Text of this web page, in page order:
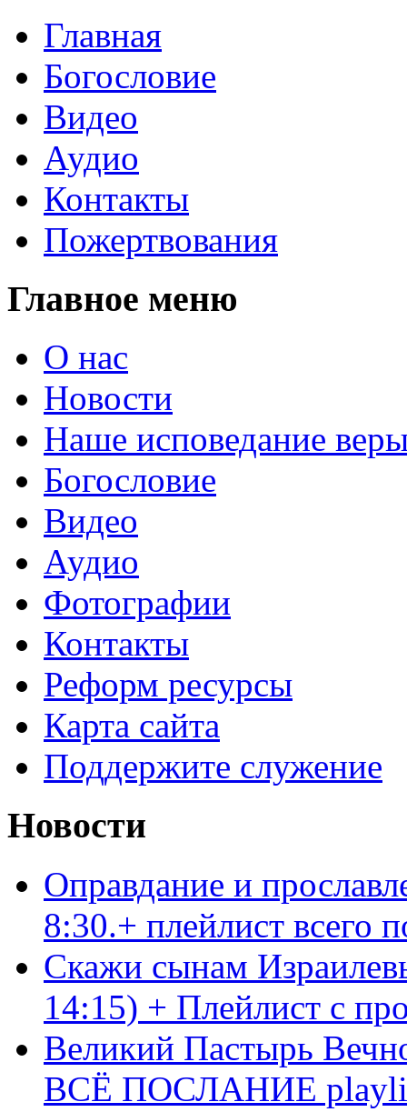
Главная
Богословие
Видео
Аудио
Контакты
Пожертвования
Главное меню
О нас
Новости
Наше исповедание
Богословие
Видео
Аудио
Фотографии
Контакты
Реформ ресурсы
Карта сайта
Поддержите служение
Новости
Оправдание и
8:30.+ плейлист
Скажи сынам
14:15) + Плейлист с
Великий Пастырь
ВСЁ ПОСЛАНИЕ